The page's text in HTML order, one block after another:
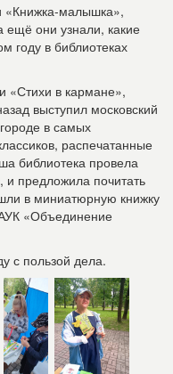
«Книжка-малышка»,
ещё они узнали, какие
году в библиотеках
«Стихи в кармане»,
выступил московский
в самых
распечатанные
библиотека провела
предложила почитать
в миниатюрную книжку
«Объединение
с пользой дела.